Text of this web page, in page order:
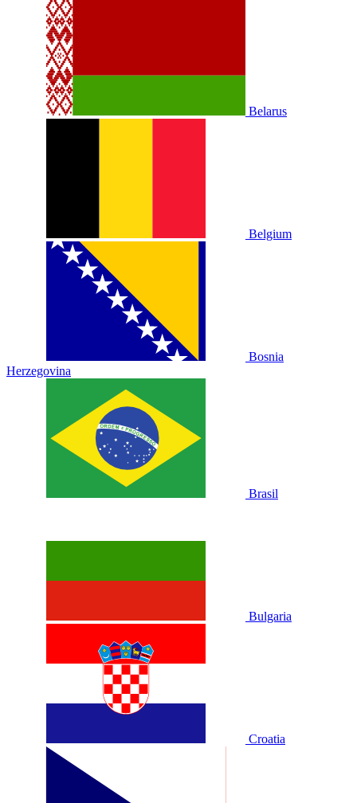
Belarus
Belgium
Bosnia
Herzegovina
Brasil
Bulgaria
Croatia